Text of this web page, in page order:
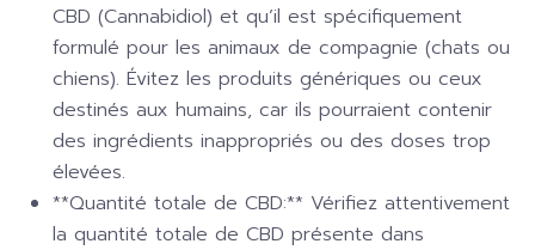
CBD (Cannabidiol) et qu’il est spécifiquement
formulé pour les animaux de compagnie (chats ou
chiens). Évitez les produits génériques ou ceux
destinés aux humains, car ils pourraient contenir
des ingrédients inappropriés ou des doses trop
élevées.
**Quantité totale de CBD:** Vérifiez attentivement
la quantité totale de CBD présente dans